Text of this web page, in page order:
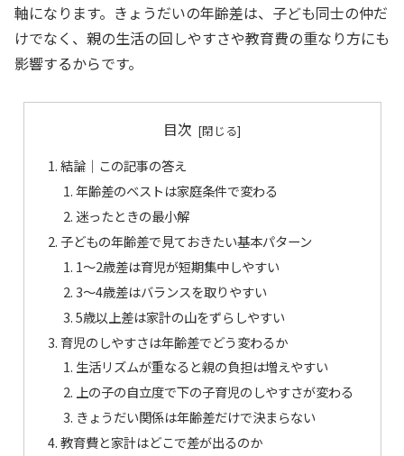
軸になります。きょうだいの年齢差は、子ども同士の仲だ
けでなく、親の生活の回しやすさや教育費の重なり方にも
影響するからです。
目次
結論｜この記事の答え
年齢差のベストは家庭条件で変わる
迷ったときの最小解
子どもの年齢差で見ておきたい基本パターン
1〜2歳差は育児が短期集中しやすい
3〜4歳差はバランスを取りやすい
5歳以上差は家計の山をずらしやすい
育児のしやすさは年齢差でどう変わるか
生活リズムが重なると親の負担は増えやすい
上の子の自立度で下の子育児のしやすさが変わる
きょうだい関係は年齢差だけで決まらない
教育費と家計はどこで差が出るのか